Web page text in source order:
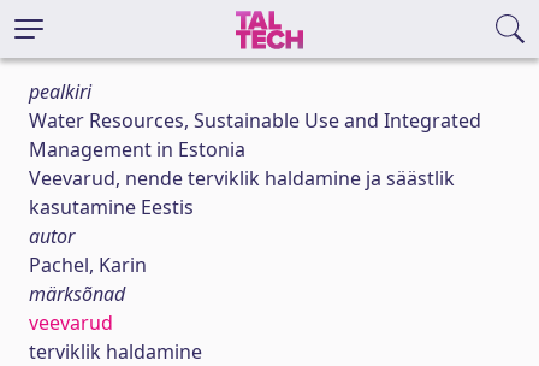
pealkiri
Water Resources, Sustainable Use and Integrated
Management in Estonia
Veevarud, nende terviklik haldamine ja säästlik
kasutamine Eestis
autor
Pachel, Karin
märksõnad
veevarud
terviklik haldamine